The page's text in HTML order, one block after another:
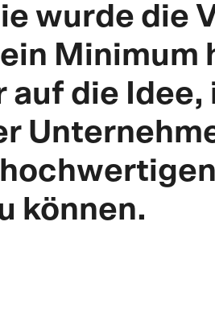
wurde die
Minimum
die
können.